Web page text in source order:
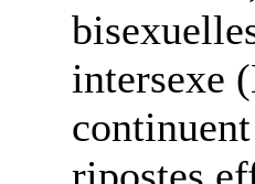
intersexe